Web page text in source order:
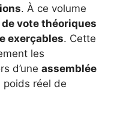
. À ce volume
vote théoriques
exerçables. Cette
les
d’une assemblée
poids réel de